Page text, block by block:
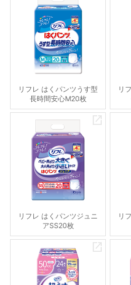
リフレ はくパンツうす型
長時間安心M20枚
リ
リフレ はくパンツジュニ
アSS20枚
リ